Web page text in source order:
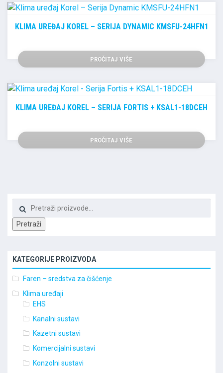
KLIMA UREĐAJ KOREL – SERIJA DYNAMIC KMSFU-24HFN1
PROČITAJ VIŠE
KLIMA UREĐAJ KOREL – SERIJA FORTIS + KSAL1-18DCEH
PROČITAJ VIŠE
Pretraži
KATEGORIJE PROIZVODA
Faren – sredstva za čišćenje
Klima uređaji
EHS
Kanalni sustavi
Kazetni sustavi
Komercijalni sustavi
Konzolni sustavi